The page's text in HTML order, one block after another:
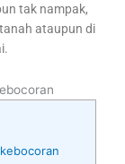
tak nampak,
ataupun di